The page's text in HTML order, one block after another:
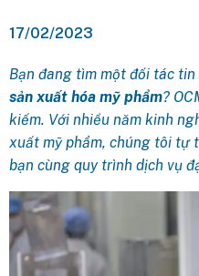
17/02/2023
Bạn đang tìm một đối tác
sản xuất hóa mỹ phẩm?
kiếm. Với nhiều năm kinh
xuất mỹ phẩm, chúng tôi tự
bạn cùng quy trình dịch vụ